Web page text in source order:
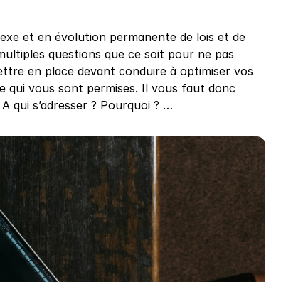
et en évolution permanente de lois et de
questions que ce soit pour ne pas
en place devant conduire à optimiser vos
qui vous sont permises. Il vous faut donc
A qui s’adresser ? Pourquoi ? …